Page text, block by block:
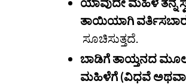
ತಾಯಿಯಾಗಿ
ಸೂಚಿಸುತ್ತದೆ.
ಬಾಡಿಗೆ ತಾಯ್ತನದ
ಮಹಿಳೆಗೆ (ವಿಧವೆ ಅಥವಾ